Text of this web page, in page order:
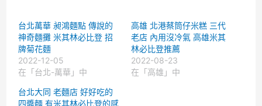
台北萬華 昶鴻麵點 傳說的
神奇麵攤 米其林必比登 招
牌菊花麵
2022-12-05
在「台北-萬華」中
高雄 北港蔡筒仔米糕 三代
老店 內用沒冷氣 高雄米其
林必比登推薦
2022-08-23
在「高雄」中
台北大同 老麵店 好好吃的
四醬麵 有米其林必比登的感